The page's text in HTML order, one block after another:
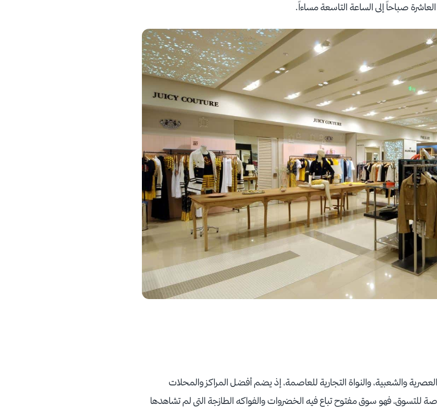
صباحاً إلى الساعة التاسعة مساءاً.
والشعبية، والنواة التجارية للعاصمة، إذ يضم أفضل المراكز والمحلات
للتسوق، فهو سوق مفتوح تباع فيه الخضروات والفواكه الطازجة التي لم تشاهدها